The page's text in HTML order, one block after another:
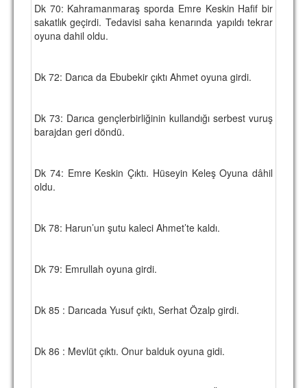
Dk 70: Kahramanmaraş sporda Emre Keskin Hafif bir
sakatlık geçirdi. Tedavisi saha kenarında yapıldı tekrar
oyuna dahil oldu.
Dk 72: Darıca da Ebubekir çıktı Ahmet oyuna girdi.
Dk 73: Darıca gençlerbirliğinin kullandığı serbest vuruş
barajdan geri döndü.
Dk 74: Emre Keskin Çıktı. Hüseyin Keleş Oyuna dâhil
oldu.
Dk 78: Harun’un şutu kaleci Ahmet’te kaldı.
Dk 79: Emrullah oyuna girdi.
Dk 85 : Darıcada Yusuf çıktı, Serhat Özalp girdi.
Dk 86 : Mevlüt çıktı. Onur balduk oyuna gidi.